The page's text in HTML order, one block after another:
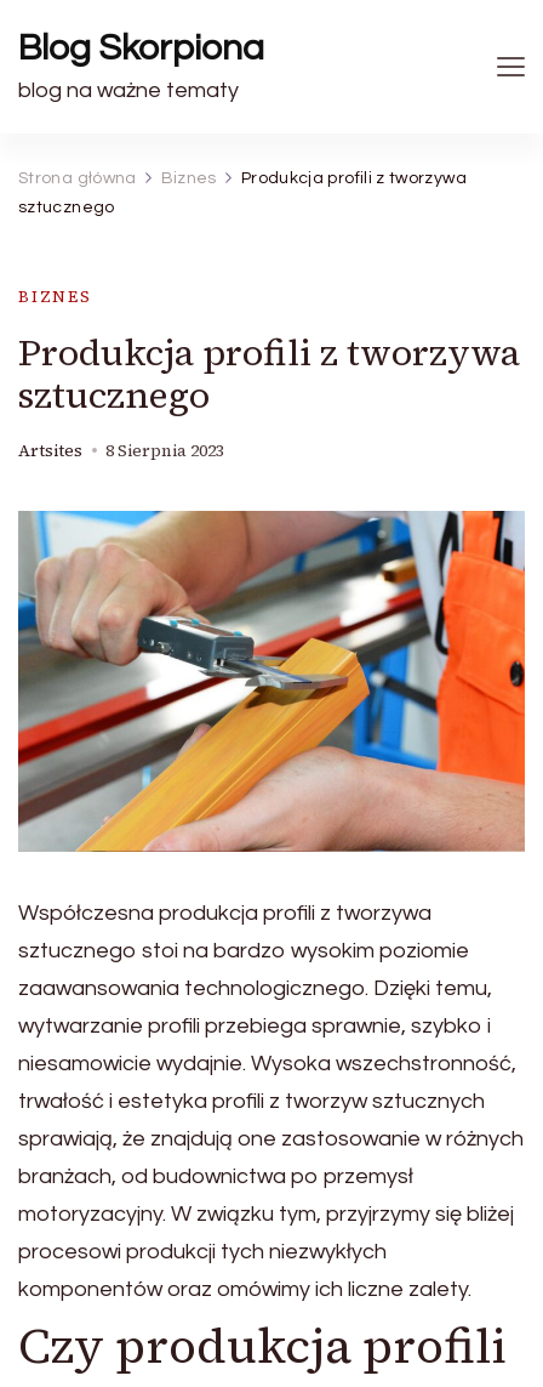
Blog Skorpiona
blog na ważne tematy
Strona główna Biznes
Produkcja profili z tworzywa
sztucznego
BIZNES
Produkcja profili z tworzywa
sztucznego
Artsites 8 Sierpnia 2023
Współczesna produkcja profili z tworzywa
sztucznego stoi na bardzo wysokim poziomie
zaawansowania technologicznego. Dzięki temu,
wytwarzanie profili przebiega sprawnie, szybko i
niesamowicie wydajnie. Wysoka wszechstronność,
trwałość i estetyka profili z tworzyw sztucznych
sprawiają, że znajdują one zastosowanie w różnych
branżach, od budownictwa po przemysł
motoryzacyjny. W związku tym, przyjrzymy się bliżej
procesowi produkcji tych niezwykłych
komponentów oraz omówimy ich liczne zalety.
Czy produkcja profili